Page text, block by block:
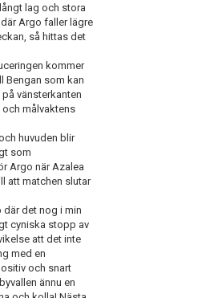
lag och stora
Argo faller lägre
så hittas det
kommer
Bengan som kan
vänsterkanten
målvaktens
huvuden blir
som
Argo när Azalea
att matchen slutar
det nog i min
cyniska stopp av
att det inte
med en
och snart
ännu en